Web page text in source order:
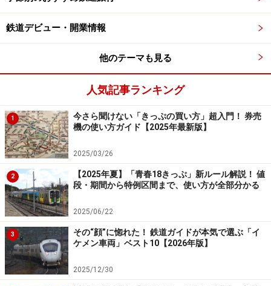
鉄道デビュー・開業情報
他のテーマも見る
人気記事ランキング
1
今さら聞けない「きっぷの買い方」超入門！ 券売
機の使い方ガイド【2025年最新版】
2025/03/26
2
【2025年夏】「青春18きっぷ」新ルール解説！ 値
段・期間から特例区間まで、使い方が全部分かる
2025/06/22
3
その“顔”に惚れた！ 鉄道ガイドが本気で選ぶ「イ
ケメン車両」ベスト10【2026年版】
2025/12/30